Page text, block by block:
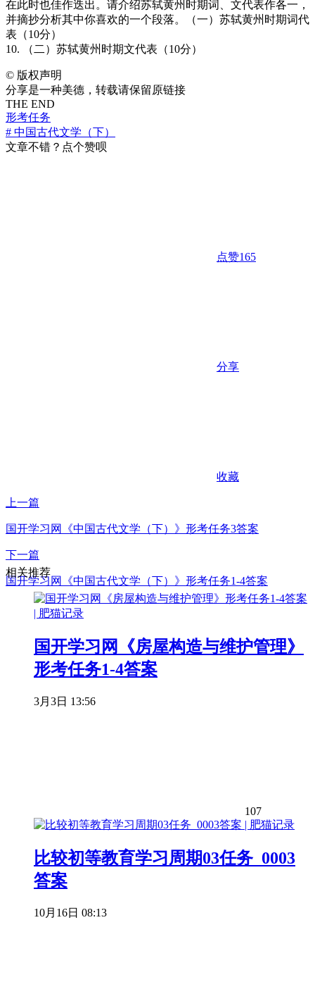
在此时也佳作迭出。请介绍苏轼黄州时期词、文代表作各一，
并摘抄分析其中你喜欢的一个段落。（一）苏轼黄州时期词代
表（10分）
10. （二）苏轼黄州时期文代表（10分）
© 版权声明
分享是一种美德，转载请保留原链接
THE END
形考任务
# 中国古代文学（下）
文章不错？点个赞呗
点赞165
分享
收藏
上一篇
国开学习网《中国古代文学（下）》形考任务3答案
下一篇
国开学习网《中国古代文学（下）》形考任务1-4答案
相关推荐
国开学习网《房屋构造与维护管理》
形考任务1-4答案
3月3日 13:56
107
比较初等教育学习周期03任务_0003
答案
10月16日 08:13